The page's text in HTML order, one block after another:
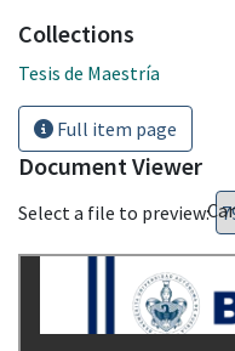
Collections
Tesis de Maestría
Full item page
Document Viewer
Select a file to preview: